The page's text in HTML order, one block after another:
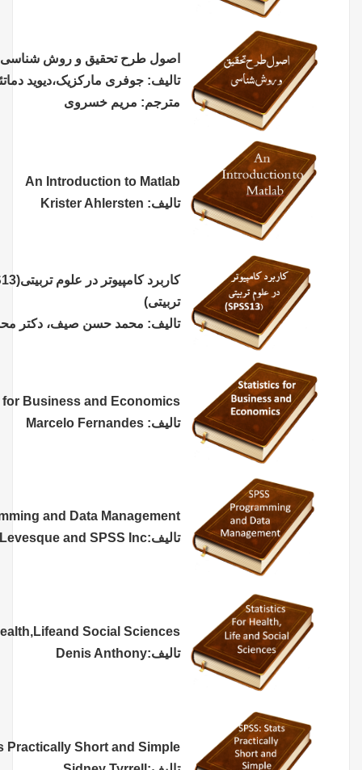
اصول طرح تحقیق و روش شناسی
تالیف: جوفری مارکزیک،دیوید دماتئو،دیوید فستیگر
مترجم: مریم خسروی
An Introduction to Matlab
Krister Ahlersten :تالیف
کاربرد کامپیوتر در علوم تربیتی(SPSS13) (رشته علوم
تربیتی)
تالیف: محمد حسن صیف، دکتر محمد رضا سرمدی
Statistics for Business and Economics
Marcelo Fernandes :تالیف
SPSS Programming and Data Management
تالیف:Raynald Levesque and SPSS Inc
Statistics for health,Lifeand Social Sciences
تالیف:Denis Anthony
SPSS:Stats Practically Short and Simple